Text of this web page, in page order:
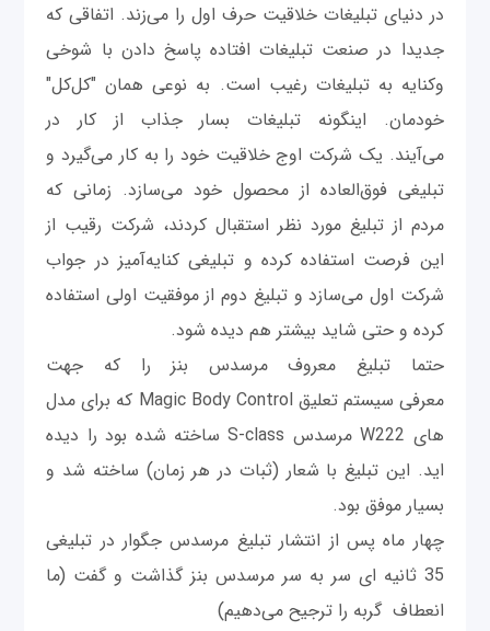
در دنیای تبلیغات خلاقیت حرف اول را می‌زند. اتفاقی که
جدیدا در صنعت تبلیغات افتاده پاسخ دادن با شوخی
وکنایه به تبلیغات رغیب است. به نوعی همان "کل‌کل"
خودمان. اینگونه تبلیغات بسار جذاب از کار در
می‌آیند. یک شرکت اوج خلاقیت خود را به کار می‌گیرد و
تبلیغی فوق‌العاده از محصول خود می‌سازد. زمانی که
مردم از تبلیغ مورد نظر استقبال کردند، شرکت رقیب از
این فرصت استفاده کرده و تبلیغی کنایه‌آمیز در جواب
شرکت اول می‌سازد و تبلیغ دوم از موفقیت اولی استفاده
کرده و حتی شاید بیشتر هم دیده شود.
حتما تبلیغ معروف مرسدس بنز را که جهت
معرفی سیستم تعلیق Magic Body Control که برای مدل
های W222 مرسدس S-class ساخته شده بود را دیده
اید. این تبلیغ با شعار (ثبات در هر زمان) ساخته شد و
بسیار موفق بود.
چهار ماه پس از انتشار تبلیغ مرسدس جگوار در تبلیغی
35 ثانیه ای سر به سر مرسدس بنز گذاشت و گفت (ما
انعطاف گربه را ترجیح می‌دهیم)